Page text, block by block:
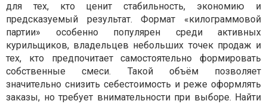
для тех, кто ценит стабильность, экономию и
предсказуемый результат. Формат «килограммовой
партии» особенно популярен среди активных
курильщиков, владельцев небольших точек продаж и
тех, кто предпочитает самостоятельно формировать
собственные смеси. Такой объём позволяет
значительно снизить себестоимость и реже оформлять
заказы, но требует внимательности при выборе. Найти